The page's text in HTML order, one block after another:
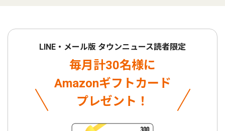
LINE・メール版 タウンニュース読者限定
毎月計30名様に
Amazonギフトカード
プレゼント！